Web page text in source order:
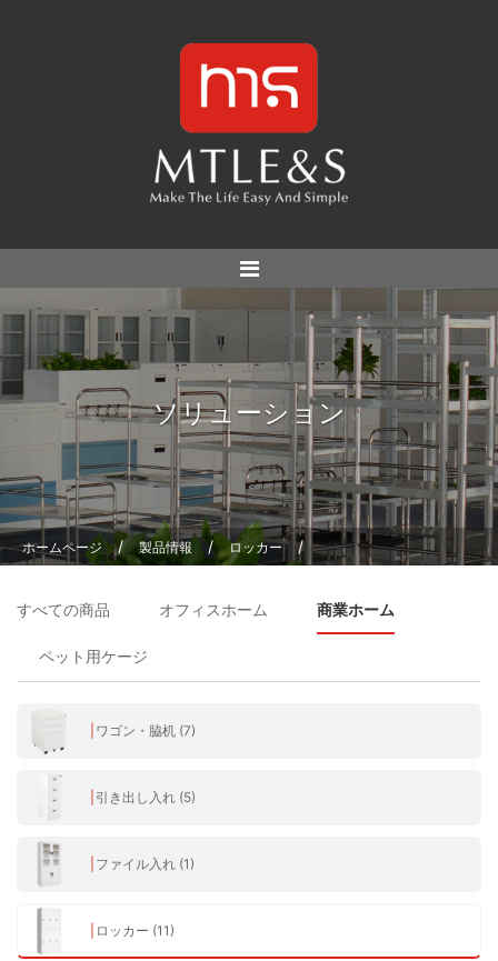
ソリューション
ホームページ / 製品情報 / ロッカー /
すべての商品 オフィスホーム 商業ホーム
ペット用ケージ
ワゴン・脇机 (7)
引き出し入れ (5)
ファイル入れ (1)
ロッカー (11)